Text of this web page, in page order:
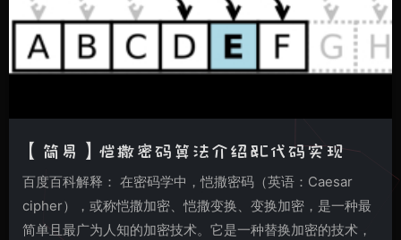
【简易】恺撒密码算法介绍&C代码实现
百度百科解释： 在密码学中，恺撒密码（英语：Caesar
cipher），或称恺撒加密、恺撒变换、变换加密，是一种最
简单且最广为人知的加密技术。它是一种替换加密的技术，